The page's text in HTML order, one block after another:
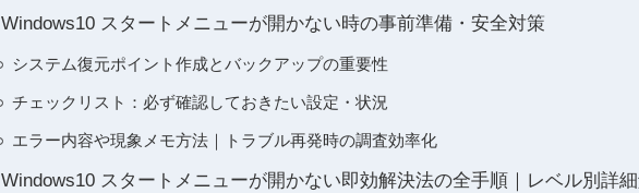
Windows10 スタートメニューが開かない時の事前準備・安全対策
システム復元ポイント作成とバックアップの重要性
チェックリスト：必ず確認しておきたい設定・状況
エラー内容や現象メモ方法｜トラブル再発時の調査効率化
Windows10 スタートメニューが開かない即効解決法の全手順｜レベル別詳